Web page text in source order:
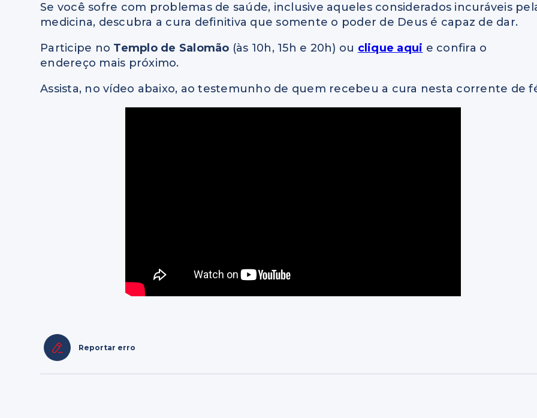
Se você sofre com problemas de saúde, inclusive aqueles considerados incuráveis
medicina, descubra a cura definitiva que somente o poder de Deus é capaz de dar.
Participe no Templo de Salomão (às 10h, 15h e 20h) ou clique aqui e confira o
endereço mais próximo.
Assista, no vídeo abaixo, ao testemunho de quem recebeu a cura nesta corrente de
Reportar erro